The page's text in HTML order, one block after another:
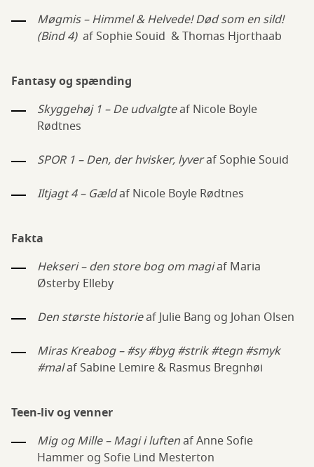
Møgmis – Himmel & Helvede! Død som en sild!
(Bind 4)af Sophie Souid & Thomas Hjorthaab
Fantasy og spænding
Skyggehøj 1 – De udvalgteaf Nicole Boyle
Rødtnes
SPOR 1 – Den, der hvisker, lyveraf Sophie Souid
Iltjagt 4 – Gældaf Nicole Boyle Rødtnes
Fakta
Hekseri – den store bog om magiaf Maria
Østerby Elleby
Den største historieaf Julie Bang og Johan Olsen
Miras Kreabog – #sy #byg #strik #tegn #smyk
#malaf Sabine Lemire & Rasmus Bregnhøi
Teen-liv og venner
Mig og Mille – Magi i luftenaf Anne Sofie
Hammer og Sofie Lind Mesterton